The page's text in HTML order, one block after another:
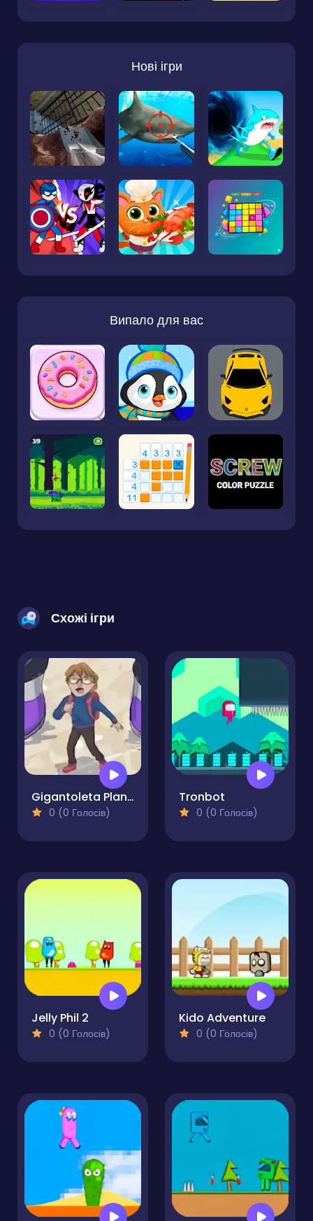
Нові ігри
Випало для вас
Схожі ігри
Gigantoleta Planet of Giants
0 (0 Голосів)
Tronbot
0 (0 Голосів)
Jelly Phil 2
0 (0 Голосів)
Kido Adventure
0 (0 Голосів)